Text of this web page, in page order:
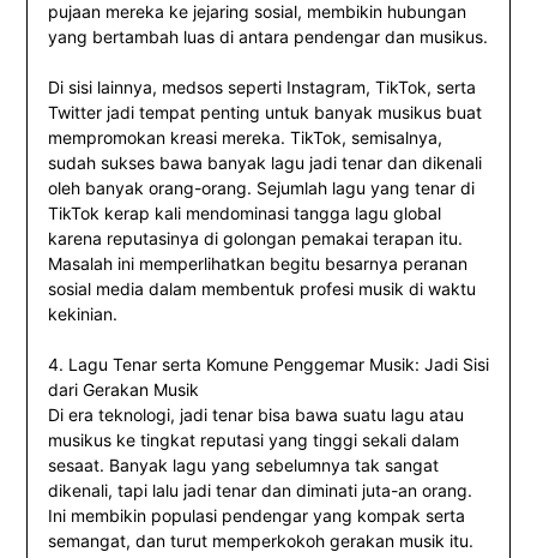
pujaan mereka ke jejaring sosial, membikin hubungan
yang bertambah luas di antara pendengar dan musikus.
Di sisi lainnya, medsos seperti Instagram, TikTok, serta
Twitter jadi tempat penting untuk banyak musikus buat
mempromokan kreasi mereka. TikTok, semisalnya,
sudah sukses bawa banyak lagu jadi tenar dan dikenali
oleh banyak orang-orang. Sejumlah lagu yang tenar di
TikTok kerap kali mendominasi tangga lagu global
karena reputasinya di golongan pemakai terapan itu.
Masalah ini memperlihatkan begitu besarnya peranan
sosial media dalam membentuk profesi musik di waktu
kekinian.
4. Lagu Tenar serta Komune Penggemar Musik: Jadi Sisi
dari Gerakan Musik
Di era teknologi, jadi tenar bisa bawa suatu lagu atau
musikus ke tingkat reputasi yang tinggi sekali dalam
sesaat. Banyak lagu yang sebelumnya tak sangat
dikenali, tapi lalu jadi tenar dan diminati juta-an orang.
Ini membikin populasi pendengar yang kompak serta
semangat, dan turut memperkokoh gerakan musik itu.